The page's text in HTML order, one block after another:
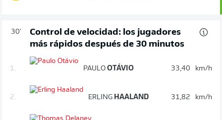
30'
Control de velocidad: los jugadores
más rápidos después de 30 minutos
1. PAULO OTÁVIO 33,40 km/h
2. ERLING HAALAND 31,82 km/h